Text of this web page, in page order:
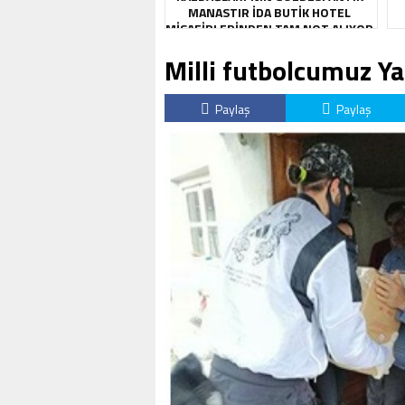
MANASTIR İDA BUTIK HOTEL
MISAFIRLERINDEN TAM NOT ALIYOR
Milli futbolcumuz
Paylaş Paylaş